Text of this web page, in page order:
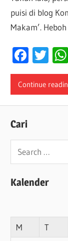
puisi di blog
Makam’.
Continue
Cari
Search
for:
Kalender
M
T